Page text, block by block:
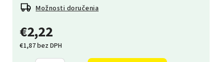
€2,22
€1,87 bez DPH
Možnosti doručenia